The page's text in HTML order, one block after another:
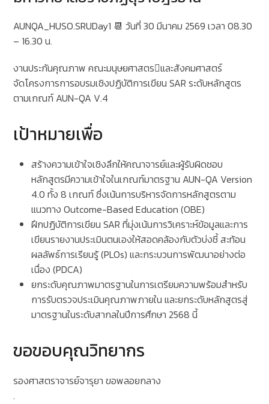
AUNQA_HUSO.SRUDay1 📆 วันที่ 30 มีนาคม 2569 เวลา 08.30
– 16.30 น.
งานประกันคุณภาพ คณะมนุษยศาสตรและสังคมศาสตร์
จัดโครงการการอบรมเชิงปฏิบัติการเขียน SAR ระดับหลักสูตร
ตามเกณฑ์ AUN-QA V.4
เป้าหมายเพื่อ
สร้างความเข้าใจเชิงลึกให้คณาจารย์และผู้รับผิดชอบ
หลักสูตรมีความเข้าใจในเกณฑ์มาตรฐาน AUN-QA Version
4.0 ทั้ง 8 เกณฑ์ ซึ่งเน้นการบริหารจัดการหลักสูตรตาม
แนวทาง Outcome-Based Education (OBE)
ฝึกปฏิบัติการเขียน SAR ที่มุ่งเน้นการวิเคราะห์ข้อมูลและการ
เขียนรายงานประเมินตนเองให้สอดคล้องกับตัวบ่งชี้ สะท้อน
ผลลัพธ์การเรียนรู้ (PLOs) และกระบวนการพัฒนาอย่างต่อ
เนื่อง (PDCA)
ยกระดับคุณภาพมาตรฐานในการเตรียมความพร้อมสำหรับ
การรับตรวจประเมินคุณภาพภายใน และยกระดับหลักสูตรสู่
มาตรฐานในระดับสากลในปีการศึกษา 2568 นี้
ขอขอบคุณวิทยากร
รองศาสตราจารย์จารุยา ขอพลอยกลาง
.